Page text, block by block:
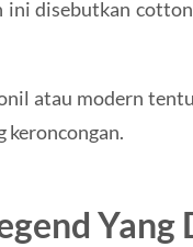
ini disebutkan
atau modern
keroncongan.